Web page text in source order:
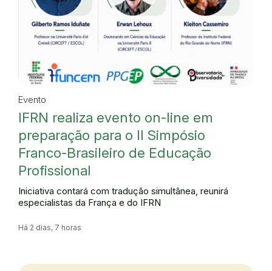
Evento
IFRN realiza evento on-line em
preparação para o II Simpósio
Franco-Brasileiro de Educação
Profissional
Iniciativa contará com tradução simultânea, reunirá
especialistas da França e do IFRN
Há 2 dias, 7 horas